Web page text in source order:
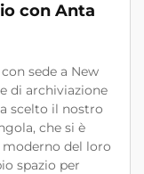
con Anta
sede a New
di archiviazione
scelto il nostro
che si è
del loro
spazio per